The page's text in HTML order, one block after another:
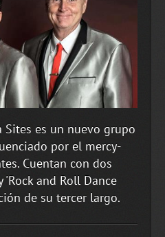
Sites es un nuevo grupo
por el mercy-
Cuentan con dos
and Roll Dance
de su tercer largo.